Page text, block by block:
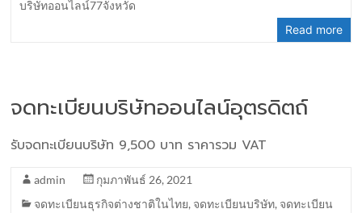
บริษัทออนไลน์77จังหวัด
Read more
จดทะเบียนบริษัทออนไลน์อุตรดิตถ์
รับจดทะเบียนบริษัท 9,500 บาท ราคารวม VAT
admin
กุมภาพันธ์ 26, 2021
จดทะเบียนธุรกิจต่างชาติในไทย, จดทะเบียนบริษัท, จดทะเบียน